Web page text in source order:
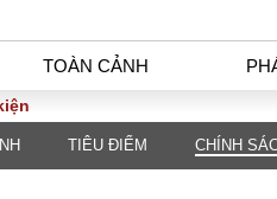
TOÀN CẢNH
CẢNH
TIÊU ĐIỂM CHÍNH